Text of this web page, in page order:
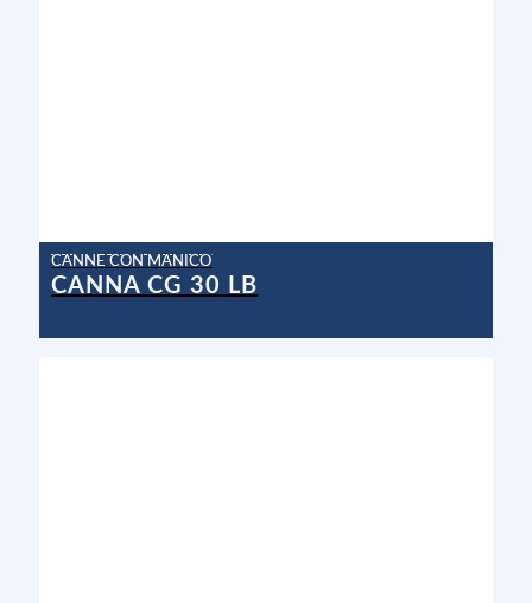
CANNE CON MANICO
CANNA CG 30 LB